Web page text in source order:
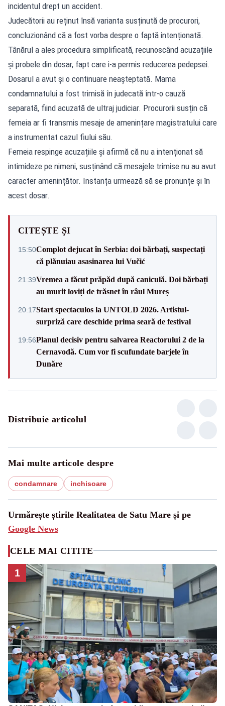
incidentul drept un accident.
Judecătorii au reținut însă varianta susținută de procurori,
concluzionând că a fost vorba despre o faptă intenționată.
Tânărul a ales procedura simplificată, recunoscând acuzațiile
și probele din dosar, fapt care i-a permis reducerea pedepsei.
Dosarul a avut și o continuare neașteptată. Mama
condamnatului a fost trimisă în judecată într-o cauză
separată, fiind acuzată de ultraj judiciar. Procurorii susțin că
femeia ar fi transmis mesaje de amenințare magistratului care
a instrumentat cazul fiului său.
Femeia respinge acuzațiile și afirmă că nu a intenționat să
intimideze pe nimeni, susținând că mesajele trimise nu au avut
caracter amenințător. Instanța urmează să se pronunțe și în
acest dosar.
CITEȘTE ȘI
15:50Complot dejucat în Serbia: doi bărbați, suspectați
că plănuiau asasinarea lui Vučić
21:39Vremea a făcut prăpăd după caniculă. Doi bărbați
au murit loviți de trăsnet în râul Mureș
20:17Start spectaculos la UNTOLD 2026. Artistul-
surpriză care deschide prima seară de festival
19:56Planul decisiv pentru salvarea Reactorului 2 de la
Cernavodă. Cum vor fi scufundate barjele în
Dunăre
Distribuie articolul
Mai multe articole despre
condamnare inchisoare
Urmărește știrile Realitatea de Satu Mare și pe
Google News
CELE MAI CITITE
1